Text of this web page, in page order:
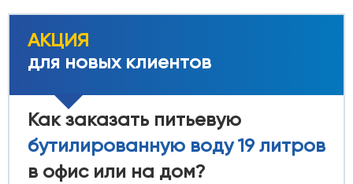
АКЦИЯ
для новых клиентов
Как заказать питьевую
бутилированную воду 19 литров
в офис или на дом?